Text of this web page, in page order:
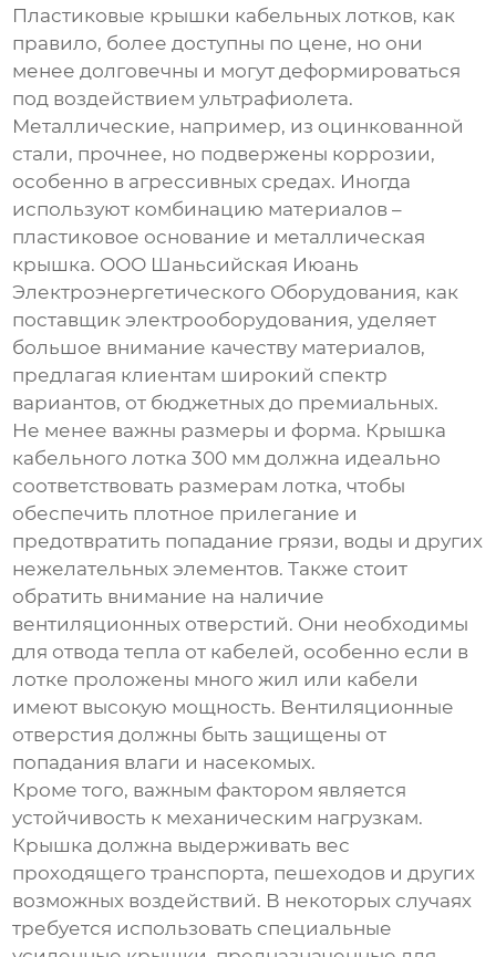
Пластиковые крышки кабельных лотков, как
правило, более доступны по цене, но они
менее долговечны и могут деформироваться
под воздействием ультрафиолета.
Металлические, например, из оцинкованной
стали, прочнее, но подвержены коррозии,
особенно в агрессивных средах. Иногда
используют комбинацию материалов –
пластиковое основание и металлическая
крышка. ООО Шаньсийская Июань
Электроэнергетического Оборудования, как
поставщик электрооборудования, уделяет
большое внимание качеству материалов,
предлагая клиентам широкий спектр
вариантов, от бюджетных до премиальных.
Не менее важны размеры и форма. Крышка
кабельного лотка 300 мм должна идеально
соответствовать размерам лотка, чтобы
обеспечить плотное прилегание и
предотвратить попадание грязи, воды и других
нежелательных элементов. Также стоит
обратить внимание на наличие
вентиляционных отверстий. Они необходимы
для отвода тепла от кабелей, особенно если в
лотке проложены много жил или кабели
имеют высокую мощность. Вентиляционные
отверстия должны быть защищены от
попадания влаги и насекомых.
Кроме того, важным фактором является
устойчивость к механическим нагрузкам.
Крышка должна выдерживать вес
проходящего транспорта, пешеходов и других
возможных воздействий. В некоторых случаях
требуется использовать специальные